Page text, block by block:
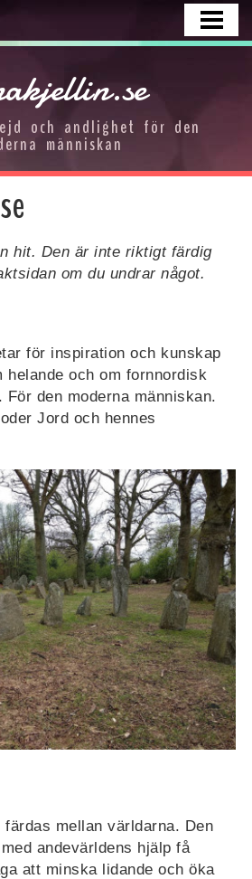
och andlighet för den
människan
hit. Den är inte riktigt färdig
om du undrar något.
för inspiration och kunskap
helande och om fornnordisk
För den moderna människan.
Jord och hennes
mellan världarna. Den
andevärldens hjälp få
att minska lidande och öka